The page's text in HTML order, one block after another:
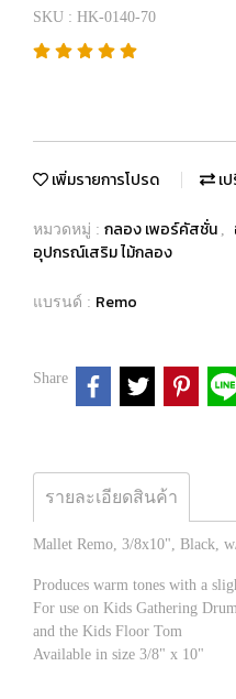
SKU : HK-0140-70
เพิ่มรายการโปรด เ
หมวดหมู่ : กลอง เพอร์คัสชั่น ,
อุปกรณ์เสริม ไม้กลอง
แบรนด์ : Remo
Share
รายละเอียดสินค้า
Mallet Remo, 3/8x10", Black,
Produces warm tones with a
For use on Kids Gathering
and the Kids Floor Tom
Available in size 3/8" x 10"